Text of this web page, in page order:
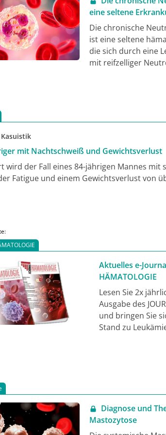
gut auf Imatinib an, währendFGFR1-,
-rearrangierte Neoplasien häufig
Zelltransplantation
standardisiert. Für die SM stehen KIT-
eine seltene
Prognose
Die chronische
ist eine seltene
die sich durch eine
mit reifzelliger
peripheren Blut
T618I)
myelodysplastische/
Neoplasie mit
syn. atypische
mutiert sein kann,
ist die allogene
nur selten
(medianes
Inhibitors
hämatologischen
Remissionen führen.
mit Nachtschweiß und Gewichtsverlust
wird der Fall eines 84-jährigen Mannes mit
Fatigue und einem Gewichtsverlust von
Aktuelles e-
HÄMATOLOGIE
Lesen Sie 2x
Ausgabe des
und bringen Sie
Stand zu
Diagnose und
Mastozytose